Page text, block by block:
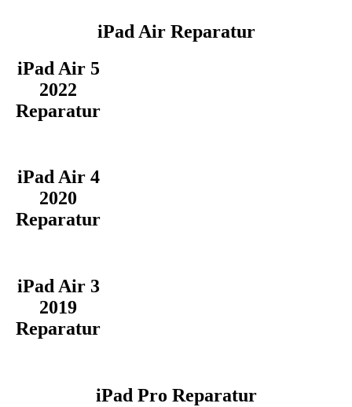
iPad Air Reparatur
iPad Air 5
2022
Reparatur
iPad Air 4
2020
Reparatur
iPad Air 3
2019
Reparatur
iPad Pro Reparatur